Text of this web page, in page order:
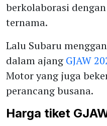
berkolaborasi
ternama.
Lalu Subaru
dalam ajang GJAW
Motor yang juga
perancang busana.
Harga tiket